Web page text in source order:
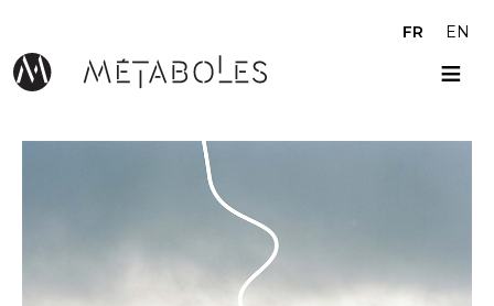
EN
FR